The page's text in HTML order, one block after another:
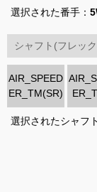
選択された番手：
シャフト(フレッ
AIR_SPEED
ER_TM(SR)
選択されたシャフ